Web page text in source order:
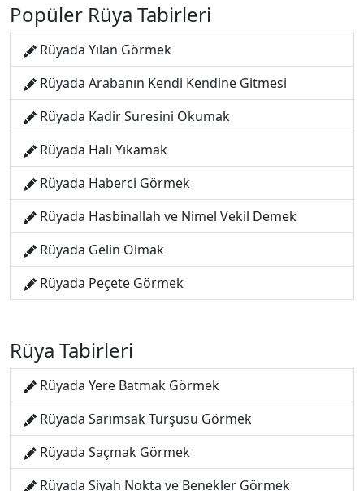
Popüler Rüya Tabirleri
Rüyada Yılan Görmek
Rüyada Arabanın Kendi Kendine Gitmesi
Rüyada Kadir Suresini Okumak
Rüyada Halı Yıkamak
Rüyada Haberci Görmek
Rüyada Hasbinallah ve Nimel Vekil Demek
Rüyada Gelin Olmak
Rüyada Peçete Görmek
Rüya Tabirleri
Rüyada Yere Batmak Görmek
Rüyada Sarımsak Turşusu Görmek
Rüyada Saçmak Görmek
Rüyada Siyah Nokta ve Benekler Görmek